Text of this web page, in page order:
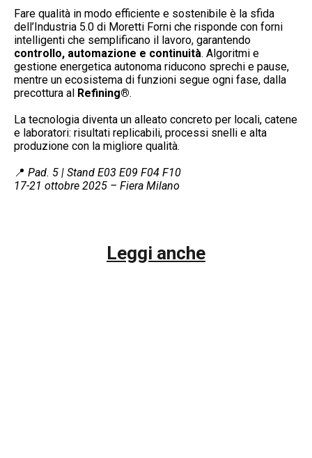
Fare qualità in modo efficiente e sostenibile è la sfida
dell’Industria 5.0 di Moretti Forni che risponde con forni
intelligenti che semplificano il lavoro, garantendo
controllo, automazione e continuità. Algoritmi e
gestione energetica autonoma riducono sprechi e pause,
mentre un ecosistema di funzioni segue ogni fase, dalla
precottura al Refining®.
La tecnologia diventa un alleato concreto per locali, catene
e laboratori: risultati replicabili, processi snelli e alta
produzione con la migliore qualità.
📍 Pad. 5 | Stand E03 E09 F04 F10
17-21 ottobre 2025 – Fiera Milano
Leggi anche